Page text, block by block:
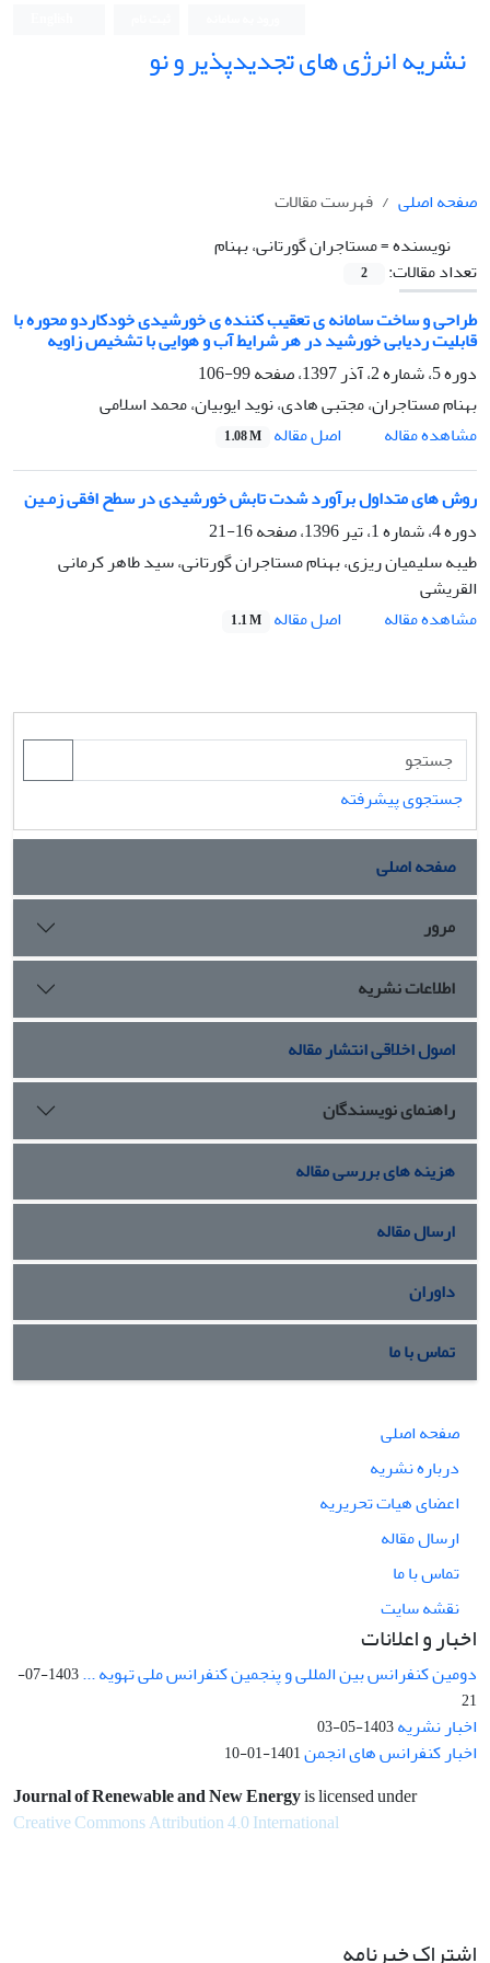
نشریه انرژی های تجدیدپذیر و نو
صفحه اصلی
فهرست مقالات
نویسنده =مستاجران گورتانی، بهنام
تعداد مقالات:
2
طراحی و ساخت سامانه ی تعقیب کننده ی خورشیدی خودکاردو محوره با
قابلیت ردیابی خورشید در هر شرایط آب و هوایی با تشخیص زاویه
دوره 5، شماره 2، آذر 1397، صفحه
99-106
بهنام مستاجران، مجتبی هادی، نوید ایوبیان، محمد اسلامی
مشاهده مقاله
اصل مقاله 1.08 M
روش های متداول برآورد شدت تابش خورشیدی در سطح افقی زمـین
دوره 4، شماره 1، تیر 1396، صفحه
16-21
طیبه سلیمیان ریزی، بهنام مستاجران گورتانی، سید طاهر کرمانی
القریشی
مشاهده مقاله
اصل مقاله 1.1 M
جستجوی پیشرفته
صفحه اصلی
مرور
اطلاعات نشریه
اصول اخلاقی انتشار مقاله
راهنمای نویسندگان
هزینه های بررسی مقاله
ارسال مقاله
داوران
تماس با ما
صفحه اصلی
درباره نشریه
اعضای هیات تحریریه
ارسال مقاله
تماس با ما
نقشه سایت
اخبار و اعلانات
دومین کنفرانس بین المللی و پنجمین کنفرانس ملی تهویه ...
1403-07-
21
اخبار نشریه1403-05-03
اخبار کنفرانس های انجمن1401-01-10
Journal of Renewable and New Energyis licensed under
Creative Commons Attribution 4.0 International
اشتراک خبرنامه